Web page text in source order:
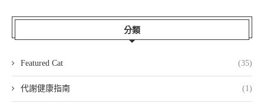
分類
Featured Cat (35)
代謝健康指南 (1)